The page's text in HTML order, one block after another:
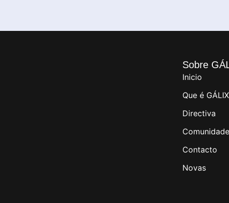
Sobre
Inicio
Que é GÁLIX
Directiva
Contacto
Novas